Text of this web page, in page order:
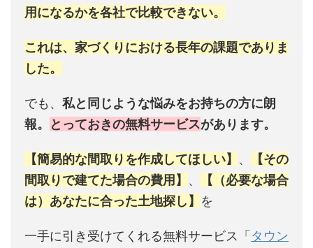
用になるかを各社で比較できない。
これは、家づくりにおける長年の課題でありま
した。
でも、 私と同じような悩みをお持ちの方に朗
報。
とっておきの無料サービスがあります。
【簡易的な間取りを作成してほしい】 、
【その
間取りで建てた場合の費用】 、
【（必要な場合
は）あなたに合った土地探し】 を
一手に引き受けてくれる無料サービス「 タウン